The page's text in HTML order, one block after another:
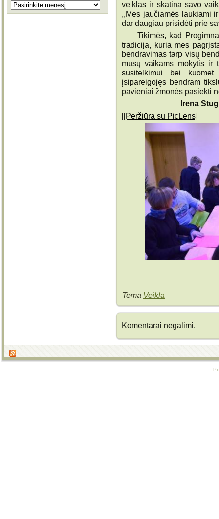
veiklas ir skatina savo
,,Mes jaučiamės laukiami
dar daugiau prisidėti prie
Tikimės, kad
tradicija, kuria mes
bendravimas tarp visų
mūsų vaikams mokytis ir
susitelkimui bei kuomet
įsipareigojęs bendram
pavieniai žmonės pasiekti
Irena
[[Peržiūra su PicLens]
Tema Veikla
Komentarai negalimi.